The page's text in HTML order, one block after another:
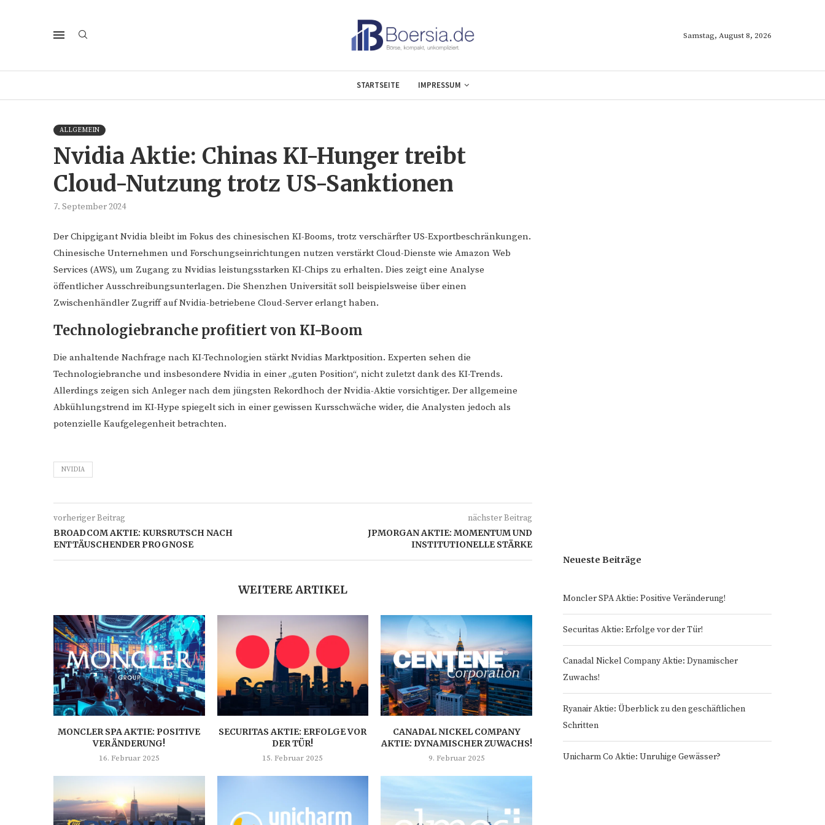
Samstag, August 8, 2026
STARTSEITE IMPRESSUM
ALLGEMEIN
Nvidia Aktie: Chinas KI-Hunger treibt
Cloud-Nutzung trotz US-Sanktionen
7. September 2024
Der Chipgigant Nvidia bleibt im Fokus des chinesischen KI-Booms, trotz verschärfter US-Exportbeschränkungen.
Chinesische Unternehmen und Forschungseinrichtungen nutzen verstärkt Cloud-Dienste wie Amazon Web
Services (AWS), um Zugang zu Nvidias leistungsstarken KI-Chips zu erhalten. Dies zeigt eine Analyse
öffentlicher Ausschreibungsunterlagen. Die Shenzhen Universität soll beispielsweise über einen
Zwischenhändler Zugriff auf Nvidia-betriebene Cloud-Server erlangt haben.
Technologiebranche profitiert von KI-Boom
Die anhaltende Nachfrage nach KI-Technologien stärkt Nvidias Marktposition. Experten sehen die
Technologiebranche und insbesondere Nvidia in einer „guten Position“, nicht zuletzt dank des KI-Trends.
Allerdings zeigen sich Anleger nach dem jüngsten Rekordhoch der Nvidia-Aktie vorsichtiger. Der allgemeine
Abkühlungstrend im KI-Hype spiegelt sich in einer gewissen Kursschwäche wider, die Analysten jedoch als
potenzielle Kaufgelegenheit betrachten.
NVIDIA
vorheriger Beitrag
BROADCOM AKTIE: KURSRUTSCH NACH
ENTTÄUSCHENDER PROGNOSE
nächster Beitrag
JPMORGAN AKTIE: MOMENTUM UND
INSTITUTIONELLE STÄRKE
WEITERE ARTIKEL
MONCLER SPA AKTIE: POSITIVE
VERÄNDERUNG!
16. Februar 2025
SECURITAS AKTIE: ERFOLGE VOR
DER TÜR!
15. Februar 2025
CANADAL NICKEL COMPANY
AKTIE: DYNAMISCHER ZUWACHS!
9. Februar 2025
Neueste Beiträge
Moncler SPA Aktie: Positive Veränderung!
Securitas Aktie: Erfolge vor der Tür!
Canadal Nickel Company Aktie: Dynamischer
Zuwachs!
Ryanair Aktie: Überblick zu den geschäftlichen
Schritten
Unicharm Co Aktie: Unruhige Gewässer?